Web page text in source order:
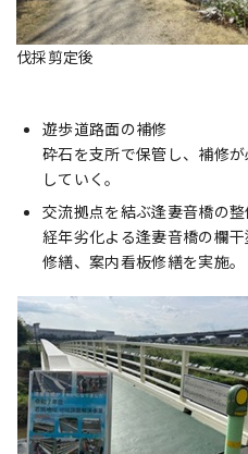
伐採剪定後
遊歩道路面の補修
砕石を支所で保管し、補修
していく。
交流拠点を結ぶ逢妻音橋の
経年劣化よる逢妻音橋の欄
修繕、案内看板修繕を実施。